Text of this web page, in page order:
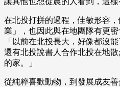
在北投打拼的過程，佳敏形容
業」，也因此與在地團隊有更
「以前在北投長大，好像都沒
還有北投說書人合作北投在地
的家。」
從純粹喜歡動物，到發展成友